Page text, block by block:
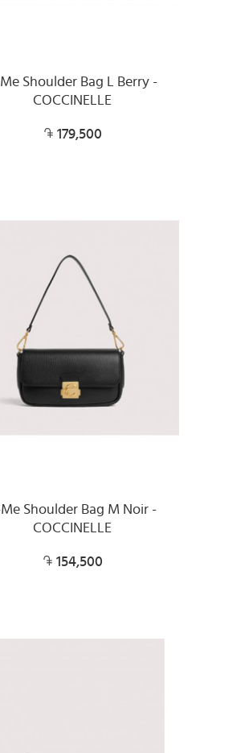
Shoulder Bag L Berry -
COCCINELLE
179,500
Shoulder Bag M Noir -
COCCINELLE
154,500